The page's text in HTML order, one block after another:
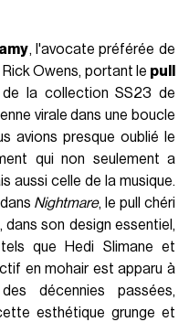
, l'avocate préférée de
Owens, portant le pull
la collection SS23 de
virale dans une boucle
avions presque oublié le
qui non seulement a
aussi celle de la musique.
Nightmare, le pull chéri
dans son design essentiel,
que Hedi Slimane et
en mohair est apparu à
décennies passées,
esthétique grunge et